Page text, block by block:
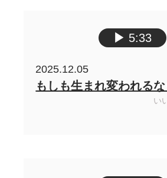
▶︎ 5:33
2025.12.05
もしも生まれ変われるな
い